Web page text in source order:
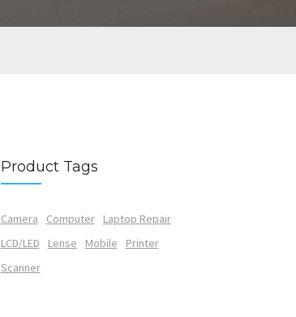
Product Tags
Camera Computer
Laptop Repair
LCD/LED
Lense Mobile
Printer
Scanner